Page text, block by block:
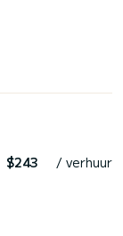
$243 / verhuur